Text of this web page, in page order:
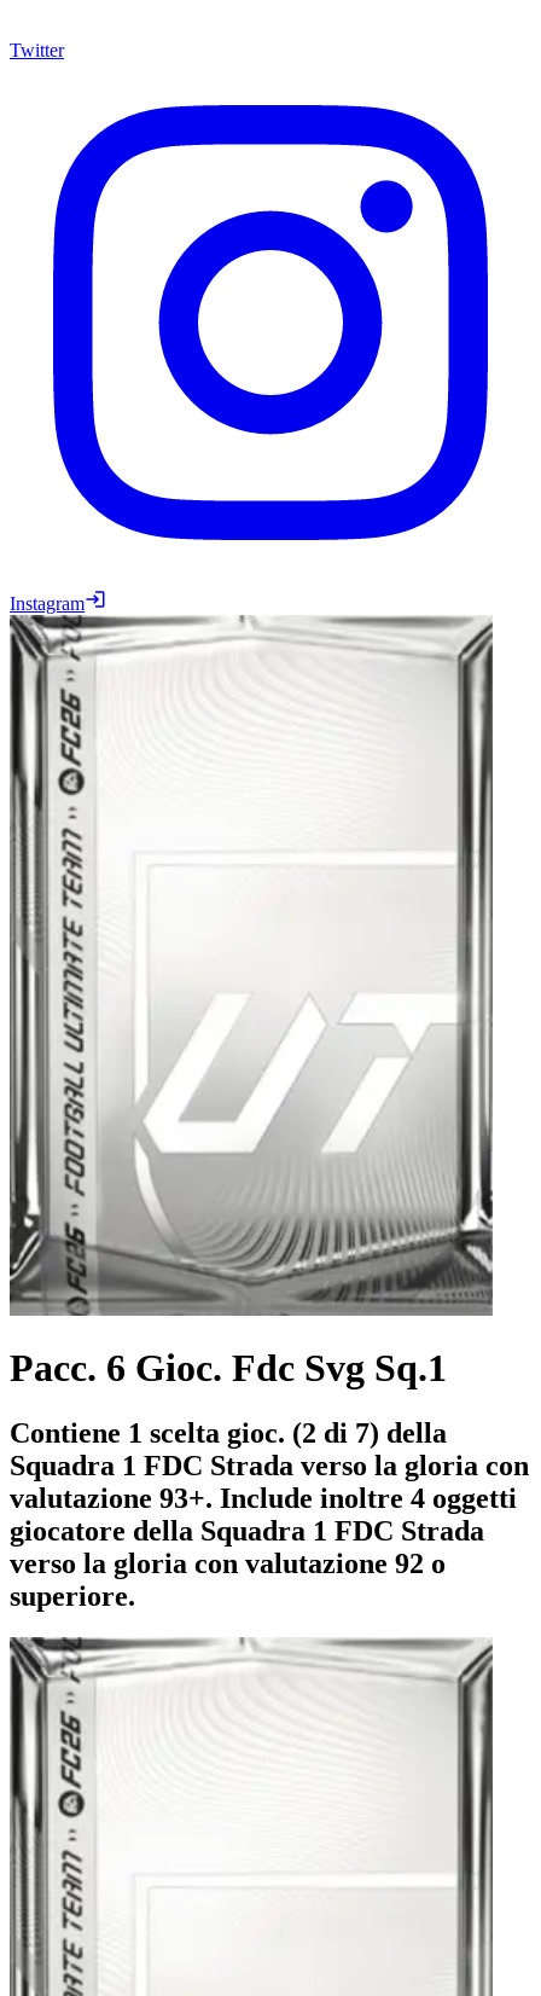
Twitter
Instagram
Pacc. 6 Gioc. Fdc Svg Sq.1
Contiene 1 scelta gioc. (2 di 7) della
Squadra 1 FDC Strada verso la gloria con
valutazione 93+. Include inoltre 4 oggetti
giocatore della Squadra 1 FDC Strada
verso la gloria con valutazione 92 o
superiore.